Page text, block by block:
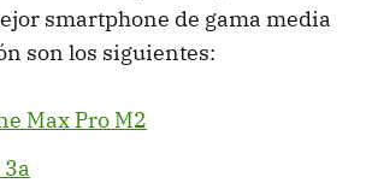
smartphone de gama media
son los siguientes:
Max Pro M2